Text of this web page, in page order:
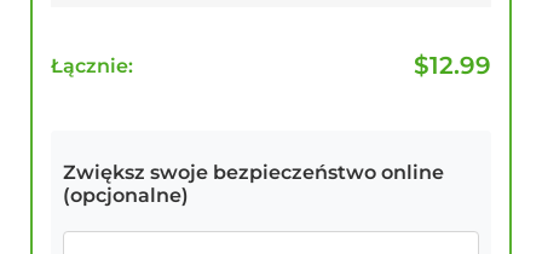
Łącznie: $12.99
Zwiększ swoje bezpieczeństwo online
(opcjonalne)